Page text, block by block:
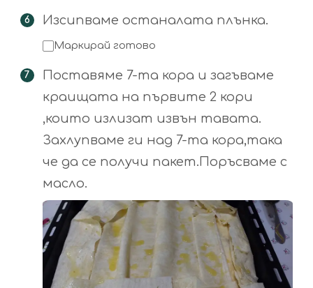
Изсипваме останалата плънка.
Маркирай готово
Поставяме 7-та кора и загъваме
краищата на първите 2 кори
,които излизат извън тавата.
Захлупваме ги над 7-та кора,така
че да се получи пакет.Поръсваме с
масло.